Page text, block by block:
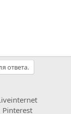
ответа.
Pinterest